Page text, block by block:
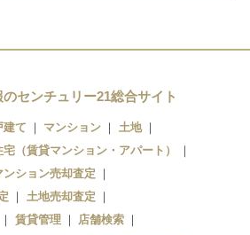
センチュリー21総合サイト
建て マンション
土地
（賃貸マンション・アパート）
ンション売却査定
土地売却査定
賃貸管理
店舗検索